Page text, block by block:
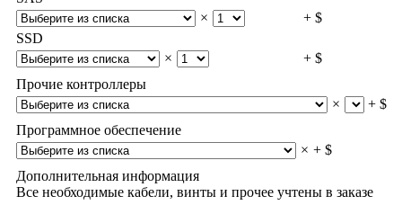
×
+ $
SSD
×
+ $
Прочие контроллеры
×
+ $
Программное обеспечение
× + $
Дополнительная информация
Все необходимые кабели, винты и прочее учтены в заказе